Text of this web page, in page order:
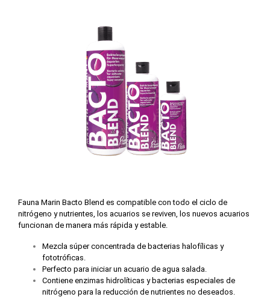
Fauna Marin Bacto Blend es compatible con todo el ciclo de
nitrógeno y nutrientes, los acuarios se reviven, los nuevos acuarios
funcionan de manera más rápida y estable.
Mezcla súper concentrada de bacterias halofílicas y
fototróficas.
Perfecto para iniciar un acuario de agua salada.
Contiene enzimas hidrolíticas y bacterias especiales de
nitrógeno para la reducción de nutrientes no deseados.